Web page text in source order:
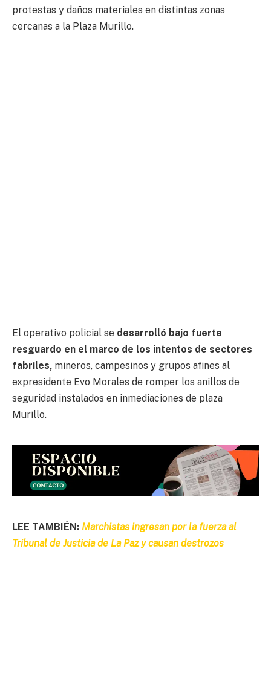
protestas y daños materiales en distintas zonas
cercanas a la Plaza Murillo.
El operativo policial se desarrolló bajo fuerte
resguardo en el marco de los intentos de sectores
fabriles, mineros, campesinos y grupos afines al
expresidente Evo Morales de romper los anillos de
seguridad instalados en inmediaciones de plaza
Murillo.
LEE TAMBIÉN: Marchistas ingresan por la fuerza al
Tribunal de Justicia de La Paz y causan destrozos